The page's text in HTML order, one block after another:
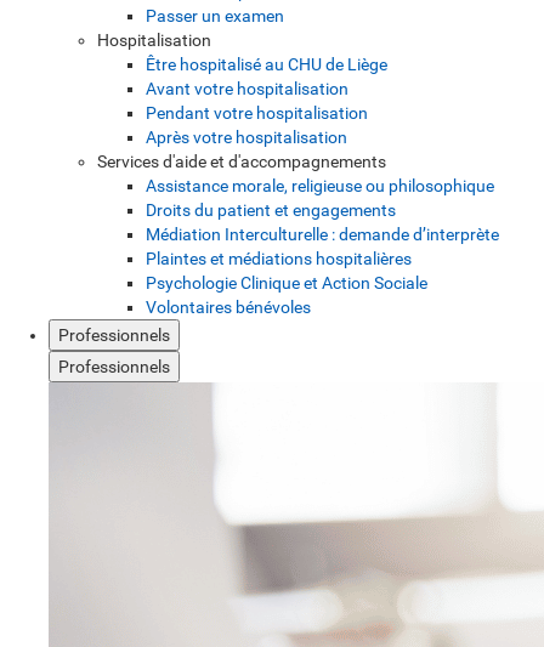
Passer un examen
Hospitalisation
Être hospitalisé au CHU de Liège
Avant votre hospitalisation
Pendant votre hospitalisation
Après votre hospitalisation
Services d'aide et d'accompagnements
Assistance morale, religieuse ou philosophique
Droits du patient et engagements
Médiation Interculturelle : demande d’interprète
Plaintes et médiations hospitalières
Psychologie Clinique et Action Sociale
Volontaires bénévoles
Professionnels
Professionnels